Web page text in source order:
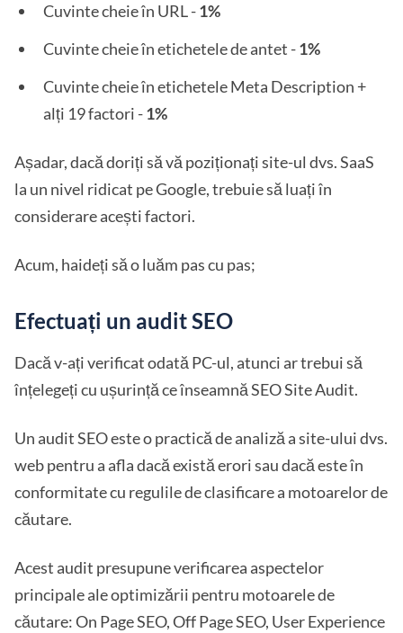
Cuvinte cheie în URL -1%
Cuvinte cheie în etichetele de antet -1%
Cuvinte cheie în etichetele Meta Description +
alți 19 factori -1%
Așadar, dacă doriți să vă poziționați site-ul dvs. SaaS
la un nivel ridicat pe Google, trebuie să luați în
considerare acești factori.
Acum, haideți să o luăm pas cu pas;
Efectuați un audit SEO
Dacă v-ați verificat odată PC-ul, atunci ar trebui să
înțelegeți cu ușurință ce înseamnă SEO Site Audit.
Un audit SEO este o practică de analiză a site-ului dvs.
web pentru a afla dacă există erori sau dacă este în
conformitate cu regulile de clasificare a motoarelor de
căutare.
Acest audit presupune verificarea aspectelor
principale ale optimizării pentru motoarele de
căutare: On Page SEO, Off Page SEO, User Experience